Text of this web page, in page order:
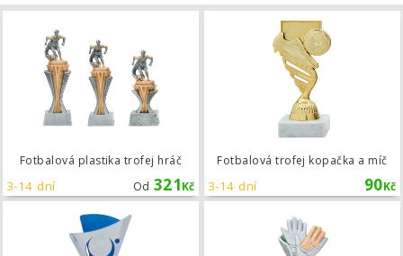
Fotbalová plastika trofej hráč
Od 321Kč
3-14 dní
Fotbalová plastika trofej hráč
Fotbalová trofej kopačka a míč
90Kč
3-14 dní